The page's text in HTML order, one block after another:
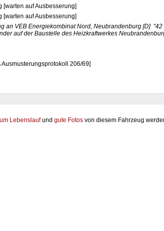
auf Ausbesserung]
auf Ausbesserung]
an VEB Energiekombinat Nord, Neubrandenburg [D] "42
auf der Baustelle des Heizkraftwerkes
206/69]
Lebenslaufund gute Fotos von diesem Fahrzeug